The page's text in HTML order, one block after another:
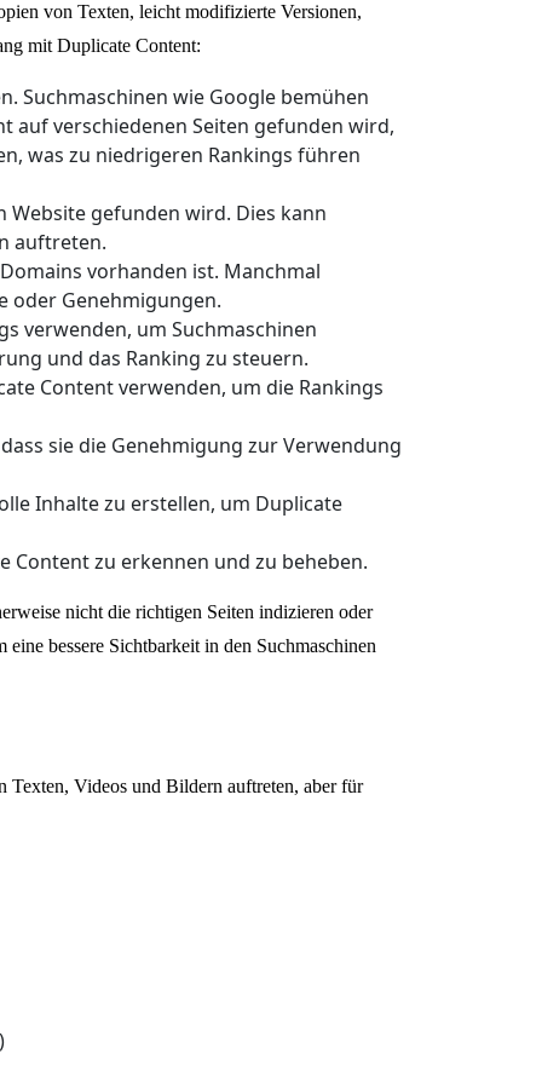
von Texten, leicht modifizierte Versionen,
mit Duplicate Content:
Suchmaschinen wie Google bemühen
auf verschiedenen Seiten gefunden wird,
was zu niedrigeren Rankings führen
Website gefunden wird. Dies kann
auftreten.
vorhanden ist. Manchmal
oder Genehmigungen.
verwenden, um Suchmaschinen
und das Ranking zu steuern.
Content verwenden, um die Rankings
sie die Genehmigung zur Verwendung
Inhalte zu erstellen, um Duplicate
Content zu erkennen und zu beheben.
nicht die richtigen Seiten indizieren oder
bessere Sichtbarkeit in den Suchmaschinen
Texten, Videos und Bildern auftreten, aber für